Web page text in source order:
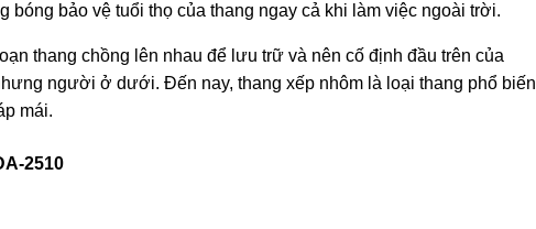
bảo vệ tuổi thọ của thang ngay cả khi làm việc ngoài trời.
thang chồng lên nhau để lưu trữ và nên cố định đầu trên của
người ở dưới. Đến nay, thang xếp nhôm là loại thang phổ biến
mái.
2510